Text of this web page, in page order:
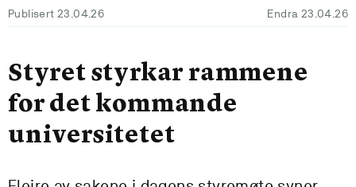
Publisert 23.04.26 Endra 23.04.26
Styret styrkar rammene
for det kommande
universitetet